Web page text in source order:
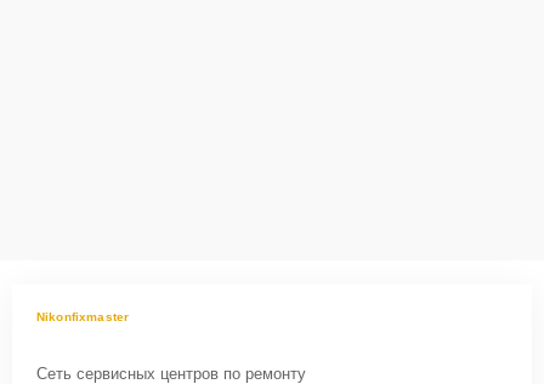
Nikonfixmaster
Сеть сервисных центров по ремонту